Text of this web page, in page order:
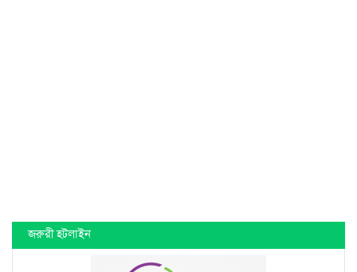
জরুরী হটলাইন